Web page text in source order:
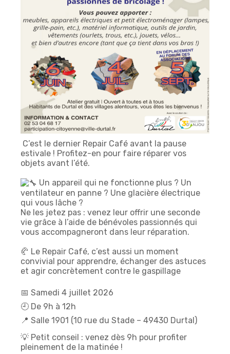
C’est le dernier Repair Café avant la pause
estivale ! Profitez-en pour faire réparer vos
objets avant l’été.
Un appareil qui ne fonctionne plus ? Un
ventilateur en panne ? Une glacière électrique
qui vous lâche ?
Ne les jetez pas : venez leur offrir une seconde
vie grâce à l’aide de bénévoles passionnés qui
vous accompagneront dans leur réparation.
🥐 Le Repair Café, c’est aussi un moment
convivial pour apprendre, échanger des astuces
et agir concrètement contre le gaspillage
📅 Samedi 4 juillet 2026
🕘 De 9h à 12h
📍 Salle 1901 (10 rue du Stade – 49430 Durtal)
💡 Petit conseil : venez dès 9h pour profiter
pleinement de la matinée !